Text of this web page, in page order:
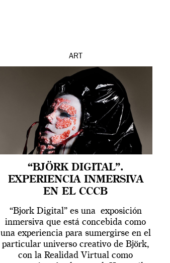
ART
“BJÖRK DIGITAL”.
EXPERIENCIA INMERSIVA
EN EL CCCB
“Bjork Digital” es una exposición
inmersiva que está concebida como
una experiencia para sumergirse en el
particular universo creativo de Björk,
con la Realidad Virtual como